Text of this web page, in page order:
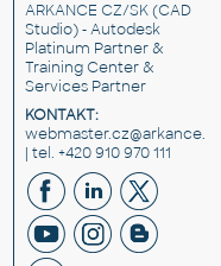
ARKANCE CZ/SK(CAD
Studio) - Autodesk
Platinum Partner &
Training Center &
Services Partner
KONTAKT:
| tel. +420 910 970 111